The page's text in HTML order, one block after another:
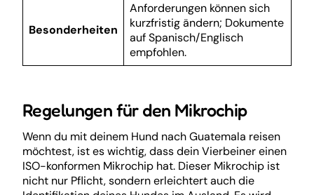
Besonderheiten
Anforderungen können sich
kurzfristig ändern; Dokumente
auf Spanisch/Englisch
empfohlen.
Regelungen für den Mikrochip
Wenn du mit deinem Hund nach Guatemala reisen
möchtest, ist es wichtig, dass dein Vierbeiner einen
ISO-konformen Mikrochip hat. Dieser Mikrochip ist
nicht nur Pflicht, sondern erleichtert auch die